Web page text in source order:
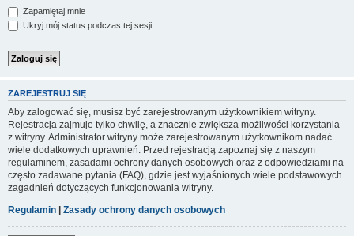
Zapamiętaj mnie
Ukryj mój status podczas tej sesji
ZAREJESTRUJ SIĘ
Aby zalogować się, musisz być zarejestrowanym użytkownikiem witryny.
Rejestracja zajmuje tylko chwilę, a znacznie zwiększa możliwości korzystania
z witryny. Administrator witryny może zarejestrowanym użytkownikom nadać
wiele dodatkowych uprawnień. Przed rejestracją zapoznaj się z naszym
regulaminem, zasadami ochrony danych osobowych oraz z odpowiedziami na
często zadawane pytania (FAQ), gdzie jest wyjaśnionych wiele podstawowych
zagadnień dotyczących funkcjonowania witryny.
Regulamin | Zasady ochrony danych osobowych